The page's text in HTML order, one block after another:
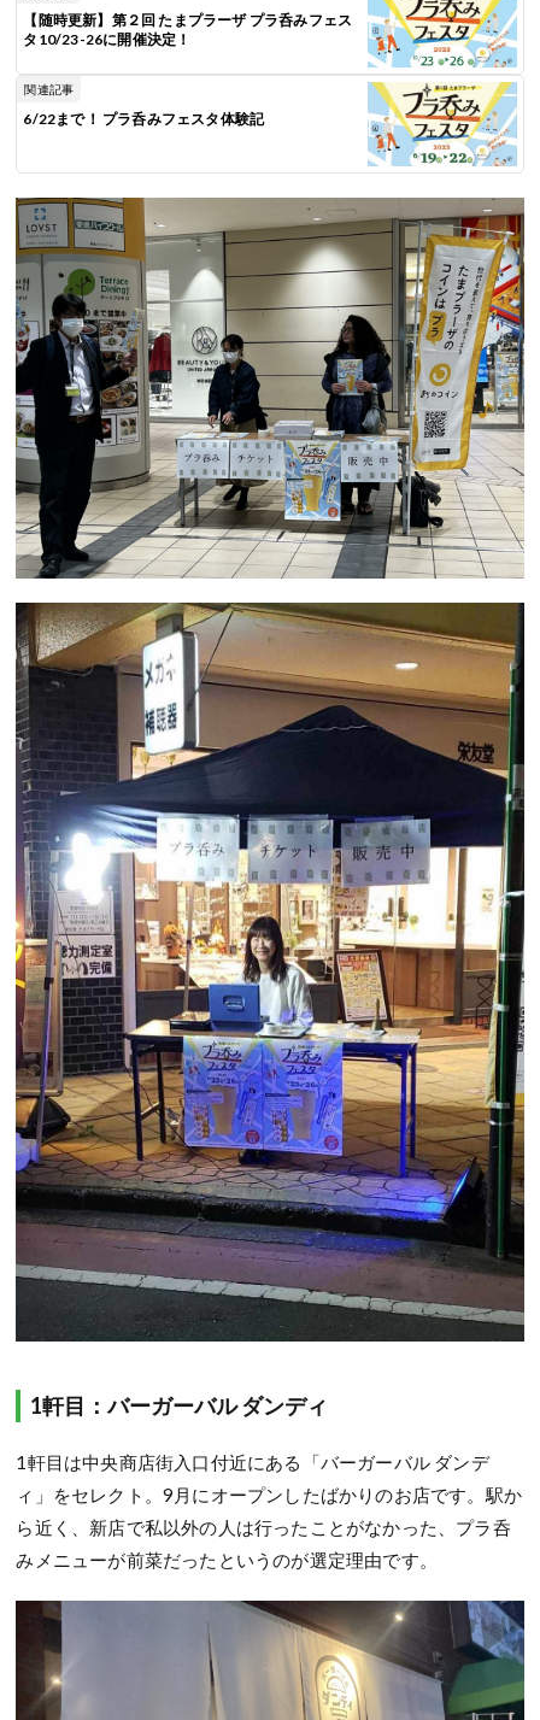
【随時更新】第２回 たまプラーザ プラ呑みフェス
タ10/23-26に開催決定！
関連記事
6/22まで！ プラ呑みフェスタ体験記
1軒目：バーガーバル ダンディ
1軒目は中央商店街入口付近にある「バーガーバル ダンデ
ィ」をセレクト。9月にオープンしたばかりのお店です。駅か
ら近く、新店で私以外の人は行ったことがなかった、プラ呑
みメニューが前菜だったというのが選定理由です。